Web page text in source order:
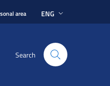
area ENG
Search